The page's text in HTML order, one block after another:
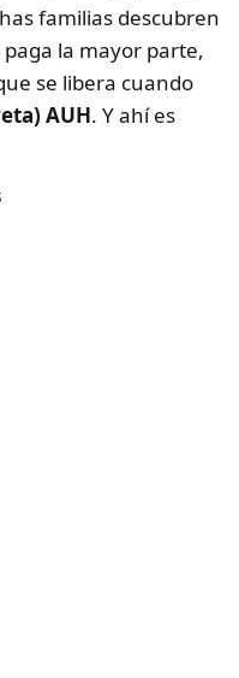
familias descubren
paga la mayor parte,
se libera cuando
AUH. Y ahí es